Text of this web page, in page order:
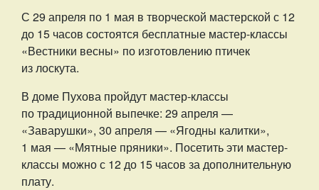
С 29 апреля по 1 мая в творческой мастерской с 12
до 15 часов состоятся бесплатные мастер-классы
«Вестники весны» по изготовлению птичек
из лоскута.
В доме Пухова пройдут мастер-классы
по традиционной выпечке: 29 апреля —
«Заварушки», 30 апреля — «Ягодны калитки»,
1 мая — «Мятные пряники». Посетить эти мастер-
классы можно с 12 до 15 часов за дополнительную
плату.